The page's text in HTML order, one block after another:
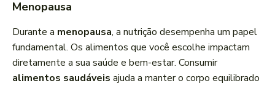
Menopausa
Durante a menopausa, a nutrição desempenha um papel
fundamental. Os alimentos que você escolhe impactam
diretamente a sua saúde e bem-estar. Consumir
alimentos saudáveis ajuda a manter o corpo equilibrado